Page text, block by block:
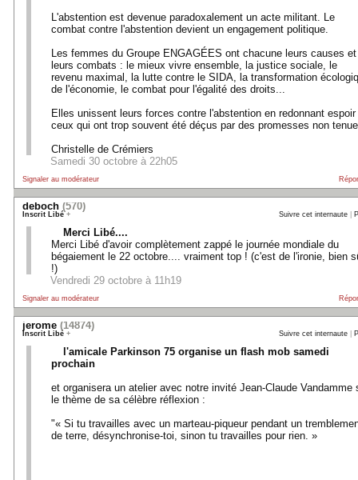
L'abstention est devenue paradoxalement un acte militant. Le
combat contre l'abstention devient un engagement politique.
Les femmes du Groupe ENGAGÉES ont chacune leurs causes et
leurs combats : le mieux vivre ensemble, la justice sociale, le
revenu maximal, la lutte contre le SIDA, la transformation
de l'économie, le combat pour l'égalité des droits...
Elles unissent leurs forces contre l'abstention en redonnant espoir
ceux qui ont trop souvent été déçus par des promesses non
Christelle de Crémiers
Samedi 30 octobre à 22h05
Signaler au modérateur
deboch (570)
Inscrit Libé+ Suivre cet internaute
Merci Libé....
Merci Libé d'avoir complètement zappé le journée mondiale du
bégaiement le 22 octobre.... vraiment top ! (c'est de l'ironie, bien
!)
Vendredi 29 octobre à 11h19
Signaler au modérateur
jerome (14874)
Inscrit Libé + Suivre cet internaute
l'amicale Parkinson 75 organise un flash mob samedi
prochain
et organisera un atelier avec notre invité Jean-Claude Vandamme
le thème de sa célèbre réflexion :
"« Si tu travailles avec un marteau-piqueur pendant un
de terre, désynchronise-toi, sinon tu travailles pour rien. »